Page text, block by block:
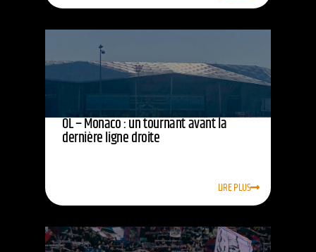
OL – Monaco : un tournant avant la
dernière ligne droite
LIRE PLUS